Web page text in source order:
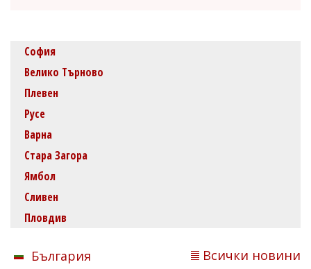
София
Велико Търново
Плевен
Русе
Варна
Стара Загора
Ямбол
Сливен
Пловдив
България Всички новини